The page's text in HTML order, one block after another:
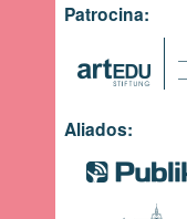
Patrocina:
Aliados: